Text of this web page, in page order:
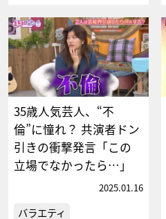
35歳人気芸人、“不
倫”に憧れ？ 共演者ドン
引きの衝撃発言「この
立場でなかったら…」
2025.01.16
バラエティ